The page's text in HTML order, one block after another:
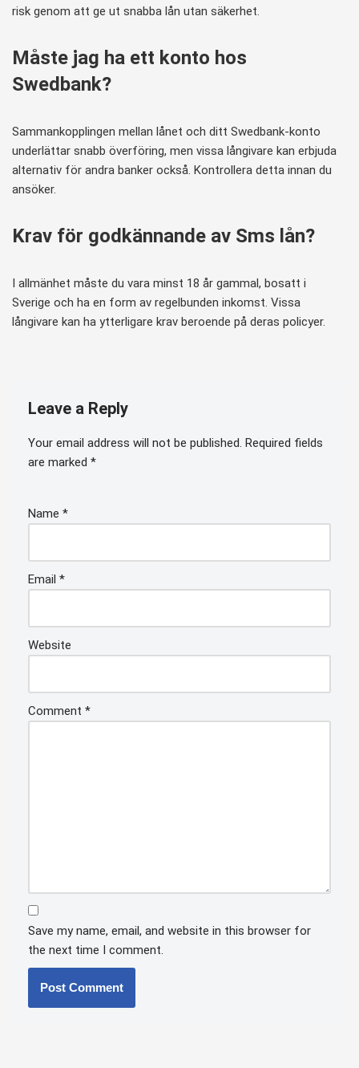
risk genom att ge ut snabba lån utan säkerhet.
Måste jag ha ett konto hos
Swedbank?
Sammankopplingen mellan lånet och ditt Swedbank-konto
underlättar snabb överföring, men vissa långivare kan erbjuda
alternativ för andra banker också. Kontrollera detta innan du
ansöker.
Krav för godkännande av Sms lån?
I allmänhet måste du vara minst 18 år gammal, bosatt i
Sverige och ha en form av regelbunden inkomst. Vissa
långivare kan ha ytterligare krav beroende på deras policyer.
Leave a Reply
Your email address will not be published. Required fields
are marked *
Name *
Email *
Website
Comment *
Save my name, email, and website in this browser for
the next time I comment.